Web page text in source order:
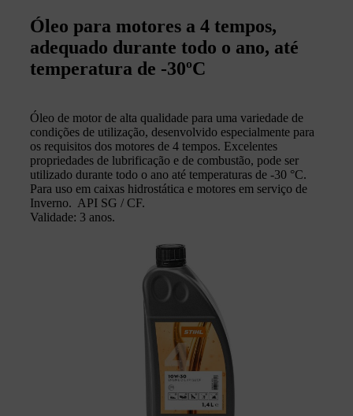
Óleo para motores a 4 tempos,
adequado durante todo o ano, até
temperatura de -30ºC
Óleo de motor de alta qualidade para uma variedade de
condições de utilização, desenvolvido especialmente para
os requisitos dos motores de 4 tempos. Excelentes
propriedades de lubrificação e de combustão, pode ser
utilizado durante todo o ano até temperaturas de -30 °C.
Para uso em caixas hidrostática e motores em serviço de
Inverno. API SG / CF.
Validade: 3 anos.